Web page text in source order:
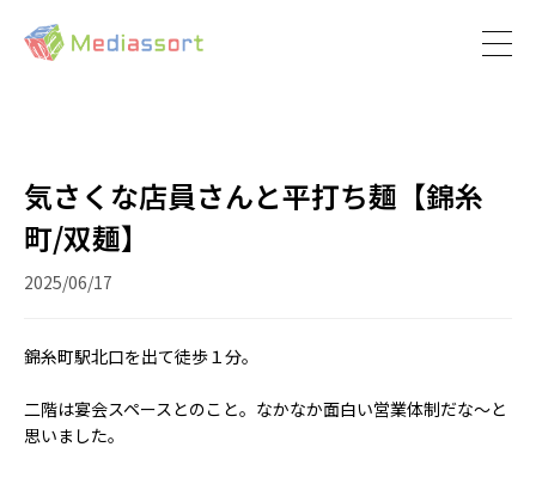
気さくな店員さんと平打ち麺【錦糸
町/双麺】
2025/06/17
錦糸町駅北口を出て徒歩１分。
二階は宴会スペースとのこと。なかなか面白い営業体制だな〜と
思いました。